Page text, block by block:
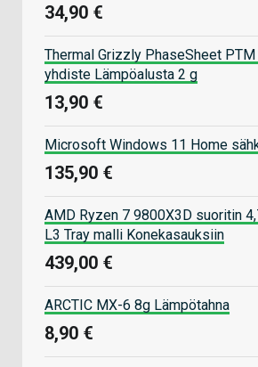
34,90 €
Thermal Grizzly PhaseSheet
yhdiste Lämpöalusta 2 g
13,90 €
Microsoft Windows 11 Home
135,90 €
AMD Ryzen 7 9800X3D suoritin
L3 Tray malli Konekasauksiin
439,00 €
ARCTIC MX-6 8g Lämpötahna
8,90 €